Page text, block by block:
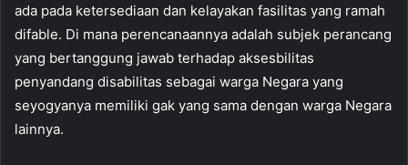
ada pada ketersediaan dan kelayakan fasilitas yang ramah
difable. Di mana perencanaannya adalah subjek perancang
yang bertanggung jawab terhadap aksesbilitas
penyandang disabilitas sebagai warga Negara yang
seyogyanya memiliki gak yang sama dengan warga Negara
lainnya.